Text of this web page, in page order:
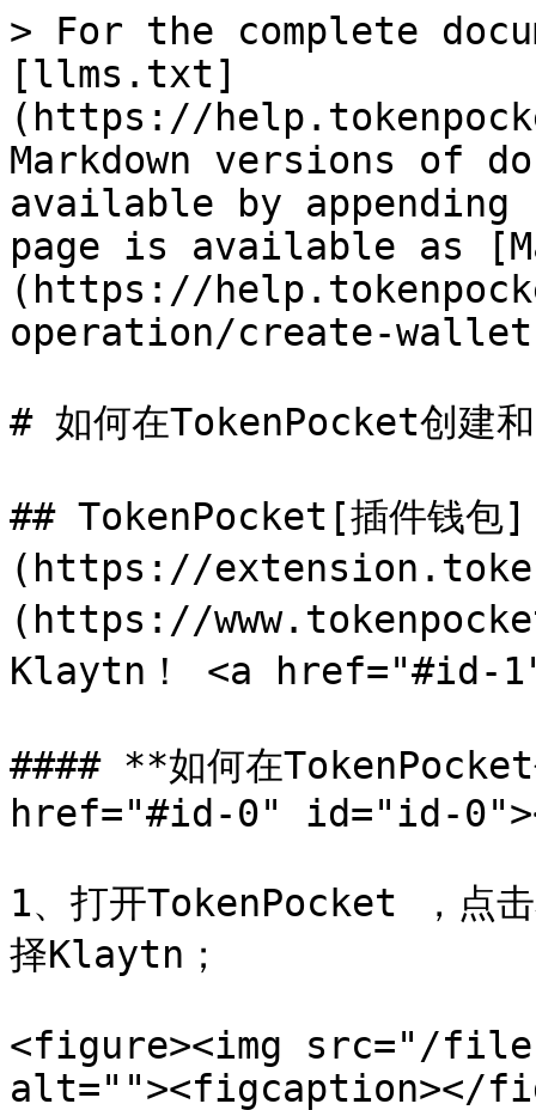
> For the complete
[llms.txt]
(https://
Markdown versions of
available by
page is available as
(https://
operation/create-
# 如何在TokenPocket创建
## TokenPocket[插件钱包]
(https://
(https://
Klaytn！ <a href="#id-
#### **如何在
href="#id-0" id="id-
1、打开TokenPocket ，点击
择Klaytn；
<figure><img src="/files/
alt=""><figcaption></